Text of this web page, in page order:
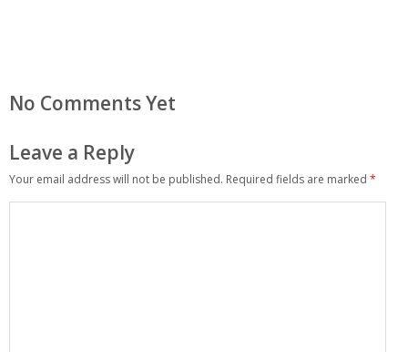
No Comments Yet
Leave a Reply
Your email address will not be published. Required fields are marked *